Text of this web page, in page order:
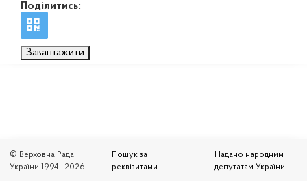
Поділитись:
Завантажити
© Верховна Рада
України 1994—2026
Пошук за
реквізитами
Надано народним
депутатам України